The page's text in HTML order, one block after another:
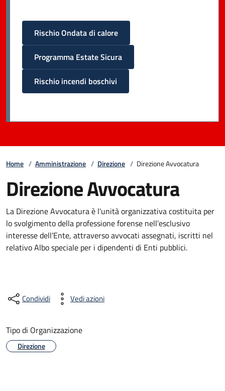
Rischio Ondata di calore
Programma Estate Sicura
Rischio incendi boschivi
Home / Amministrazione / Direzione / Direzione Avvocatura
Direzione Avvocatura
La Direzione Avvocatura è l'unità organizzativa costituita per
lo svolgimento della professione forense nell’esclusivo
interesse dell’Ente, attraverso avvocati assegnati, iscritti nel
relativo Albo speciale per i dipendenti di Enti pubblici.
Condividi Vedi azioni
Tipo di Organizzazione
Direzione